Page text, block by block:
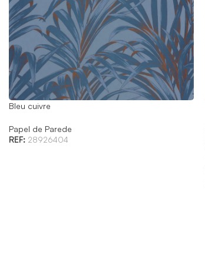
Bleu cuivre
Papel de Parede
REF: 28926404